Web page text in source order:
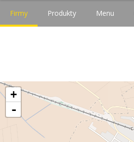
Firmy Produkty Menu
+
-